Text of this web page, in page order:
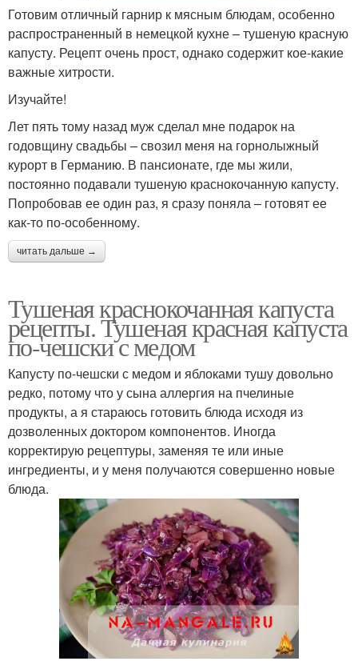
Готовим отличный гарнир к мясным блюдам, особенно
распространенный в немецкой кухне – тушеную красную
капусту. Рецепт очень прост, однако содержит кое-какие
важные хитрости.
Изучайте!
Лет пять тому назад муж сделал мне подарок на
годовщину свадьбы – свозил меня на горнолыжный
курорт в Германию. В пансионате, где мы жили,
постоянно подавали тушеную краснокочанную капусту.
Попробовав ее один раз, я сразу поняла – готовят ее
как-то по-особенному.
читать дальше →
Тушеная краснокочанная капуста
рецепты. Тушеная красная капуста
по-чешски с медом
Капусту по-чешски с медом и яблоками тушу довольно
редко, потому что у сына аллергия на пчелиные
продукты, а я стараюсь готовить блюда исходя из
дозволенных доктором компонентов. Иногда
корректирую рецептуры, заменяя те или иные
ингредиенты, и у меня получаются совершенно новые
блюда.